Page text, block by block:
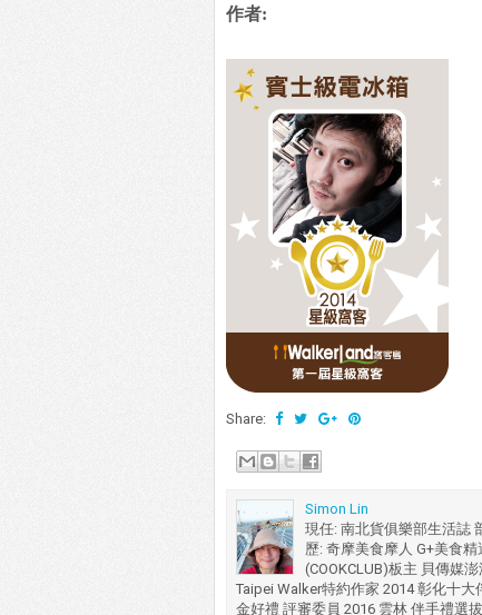
作者:
Share:
Simon Lin
現任: 南北貨俱樂部生活誌
歷: 奇摩美食摩人 G+美食
(COOKCLUB)板主 貝傳媒
Taipei Walker特約作家 2014 彰化十
金好禮 評審委員 2016 雲林 伴手禮選